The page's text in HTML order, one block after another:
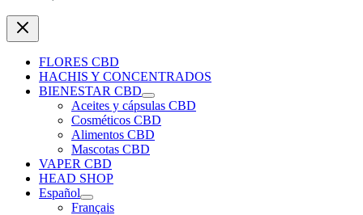
FLORES CBD
HACHIS Y CONCENTRADOS
BIENESTAR CBD
Aceites y cápsulas CBD
Cosméticos CBD
Alimentos CBD
Mascotas CBD
VAPER CBD
HEAD SHOP
Español
Français